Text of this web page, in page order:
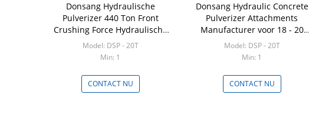
Donsang Hydraulische
Pulverizer 440 Ton Front
Crushing Force Hydraulische
Beton Pulverizer Geschikt 20
Ton Mini Excavator
Model: DSP - 20T
Min: 1
CONTACT NU
Donsang Hydraulic Concrete
Pulverizer Attachments
Manufacturer voor 18 - 20
ton graafmachine
Model: DSP - 20T
Min: 1
CONTACT NU